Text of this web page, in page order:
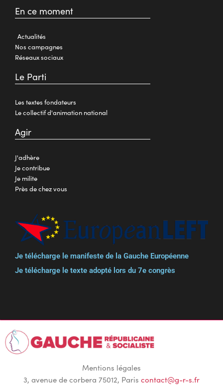
En ce moment
Actualités
Nos campagnes
Réseaux sociaux
Le Parti
Les textes fondateurs
Le collectif d'animation national
Agir
J'adhère
Je contribue
Je milite
Près de chez vous
Je télécharge le manifeste de la Gauche Européenne
Je télécharge le texte adopté lors du 7e congrès
Mentions légales
3, avenue de corbera 75012, Paris contact@g-r-s.fr